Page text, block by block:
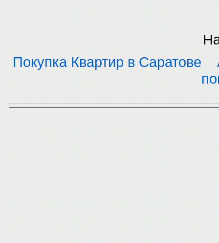
Покупка Квартир в Саратове